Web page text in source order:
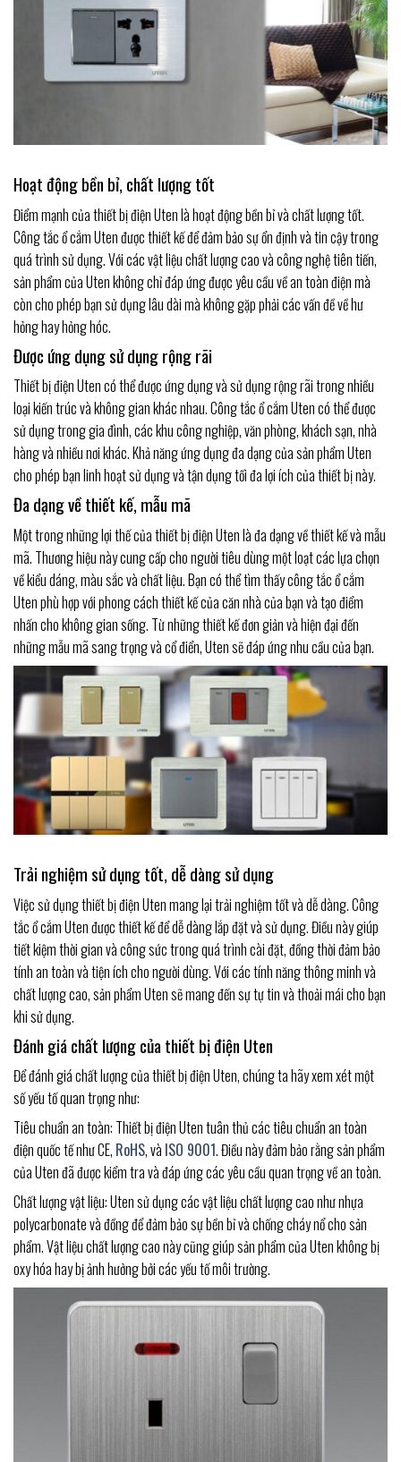
Hoạt động bền bỉ, chất lượng tốt
Điểm mạnh của thiết bị điện Uten là hoạt động bền bỉ và chất lượng tốt.
Công tắc ổ cắm Uten được thiết kế để đảm bảo sự ổn định và tin cậy trong
quá trình sử dụng. Với các vật liệu chất lượng cao và công nghệ tiên tiến,
sản phẩm của Uten không chỉ đáp ứng được yêu cầu về an toàn điện mà
còn cho phép bạn sử dụng lâu dài mà không gặp phải các vấn đề về hư
hỏng hay hỏng hóc.
Được ứng dụng sử dụng rộng rãi
Thiết bị điện Uten có thể được ứng dụng và sử dụng rộng rãi trong nhiều
loại kiến trúc và không gian khác nhau. Công tắc ổ cắm Uten có thể được
sử dụng trong gia đình, các khu công nghiệp, văn phòng, khách sạn, nhà
hàng và nhiều nơi khác. Khả năng ứng dụng đa dạng của sản phẩm Uten
cho phép bạn linh hoạt sử dụng và tận dụng tối đa lợi ích của thiết bị này.
Đa dạng về thiết kế, mẫu mã
Một trong những lợi thế của thiết bị điện Uten là đa dạng về thiết kế và mẫu
mã. Thương hiệu này cung cấp cho người tiêu dùng một loạt các lựa chọn
về kiểu dáng, màu sắc và chất liệu. Bạn có thể tìm thấy công tắc ổ cắm
Uten phù hợp với phong cách thiết kế của căn nhà của bạn và tạo điểm
nhấn cho không gian sống. Từ những thiết kế đơn giản và hiện đại đến
những mẫu mã sang trọng và cổ điển, Uten sẽ đáp ứng nhu cầu của bạn.
Trải nghiệm sử dụng tốt, dễ dàng sử dụng
Việc sử dụng thiết bị điện Uten mang lại trải nghiệm tốt và dễ dàng. Công
tắc ổ cắm Uten được thiết kế để dễ dàng lắp đặt và sử dụng. Điều này giúp
tiết kiệm thời gian và công sức trong quá trình cài đặt, đồng thời đảm bảo
tính an toàn và tiện ích cho người dùng. Với các tính năng thông minh và
chất lượng cao, sản phẩm Uten sẽ mang đến sự tự tin và thoải mái cho bạn
khi sử dụng.
Đánh giá chất lượng của thiết bị điện Uten
Để đánh giá chất lượng của thiết bị điện Uten, chúng ta hãy xem xét một
số yếu tố quan trọng như:
Tiêu chuẩn an toàn: Thiết bị điện Uten tuân thủ các tiêu chuẩn an toàn
điện quốc tế như CE, RoHS, và ISO 9001. Điều này đảm bảo rằng sản phẩm
của Uten đã được kiểm tra và đáp ứng các yêu cầu quan trọng về an toàn.
Chất lượng vật liệu: Uten sử dụng các vật liệu chất lượng cao như nhựa
polycarbonate và đồng để đảm bảo sự bền bỉ và chống cháy nổ cho sản
phẩm. Vật liệu chất lượng cao này cũng giúp sản phẩm của Uten không bị
oxy hóa hay bị ảnh hưởng bởi các yếu tố môi trường.